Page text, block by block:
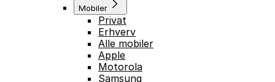
Mobiler
Privat
Erhverv
Alle mobiler
Apple
Motorola
Samsung